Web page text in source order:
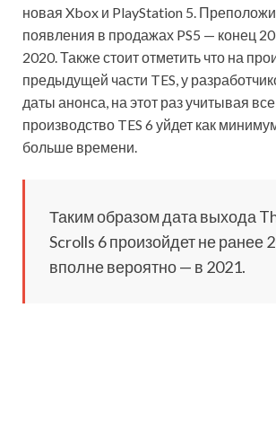
новая Xbox и PlayStation 5.
появления в продажах PS5 — конец
2020. Также стоит отметить что на
предыдущей части TES, у
даты анонса, на этот раз учитывая
производство TES 6 уйдет как
больше времени.
Таким образом дата выхода
Scrolls 6 произойдет не ранее
вполне вероятно — в 2021.